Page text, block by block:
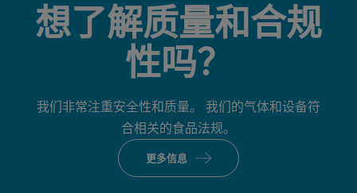
想了解质量和合规
性吗？
我们非常注重安全性和质量。 我们的气体和设备符
合相关的食品法规。
更多信息